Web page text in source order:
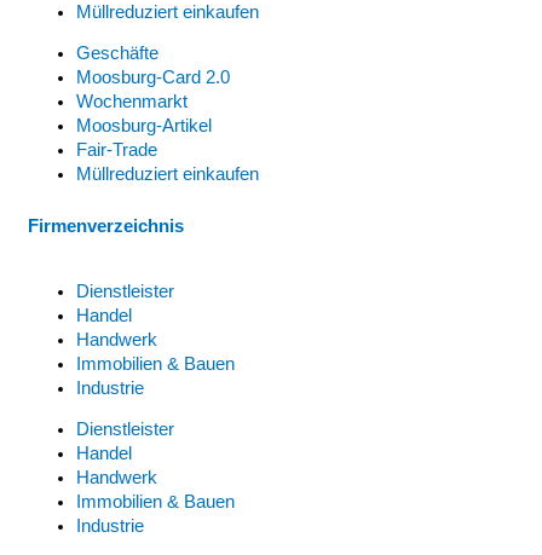
Müllreduziert einkaufen
Geschäfte
Moosburg-Card 2.0
Wochenmarkt
Moosburg-Artikel
Fair-Trade
Müllreduziert einkaufen
Firmenverzeichnis
Dienstleister
Handel
Handwerk
Immobilien & Bauen
Industrie
Dienstleister
Handel
Handwerk
Immobilien & Bauen
Industrie